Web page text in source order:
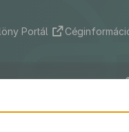
Portál
rendelet